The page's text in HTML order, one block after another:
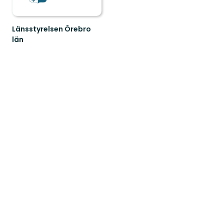
Länsstyrelsen Örebro
län